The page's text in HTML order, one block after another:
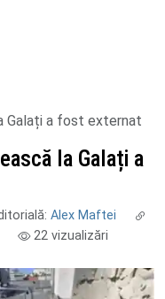
Galați a fost externat
la Galați a
Alex Maftei
22vizualizări